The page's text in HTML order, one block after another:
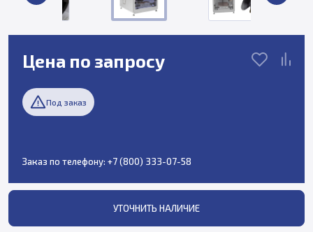
Цена по запросу
Под заказ
Заказ по телефону: +7 (800) 333-07-58
УТОЧНИТЬ НАЛИЧИЕ